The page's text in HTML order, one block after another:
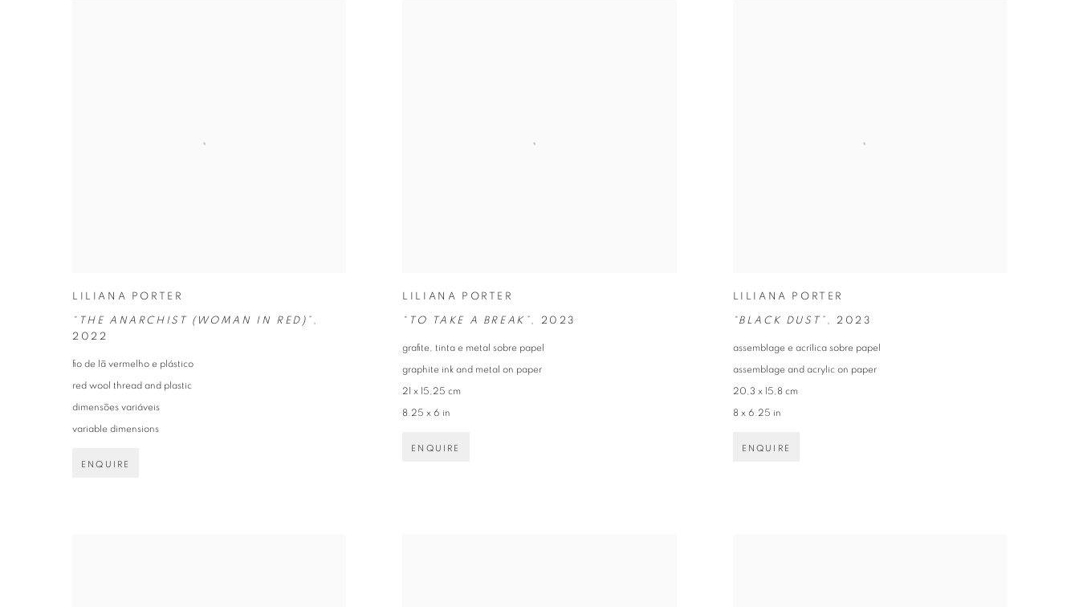
LILIANA PORTER
“THE ANARCHIST (WOMAN IN RED)” ,
2022
fio de lã vermelho e plástico
red wool thread and plastic
dimensões variáveis
variable dimensions
ENQUIRE
LILIANA PORTER
“TO TAKE A BREAK” , 2023
grafite, tinta e metal sobre papel
graphite ink and metal on paper
21 x 15,25 cm
8.25 x 6 in
ENQUIRE
LILIANA PORTER
“BLACK DUST” , 2023
assemblage e acrílica sobre papel
assemblage and acrylic on paper
20,3 x 15,8 cm
8 x 6.25 in
ENQUIRE